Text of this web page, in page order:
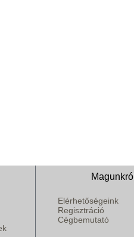
Magunkról
Elérhetőségeink
Regisztráció
Cégbemutató